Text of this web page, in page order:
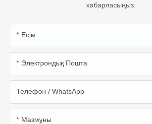
хабарласыңыз.
Есім
Электрондық Пошта
Телефон / WhatsApp
Мазмұны